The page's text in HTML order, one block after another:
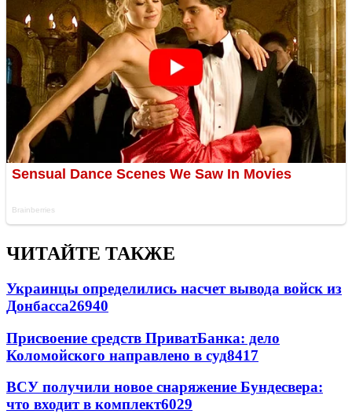
ЧИТАЙТЕ ТАКЖЕ
Украинцы определились насчет вывода войск из
Донбасса26940
Присвоение средств ПриватБанка: дело
Коломойского направлено в суд8417
ВСУ получили новое снаряжение Бундесвера:
что входит в комплект6029